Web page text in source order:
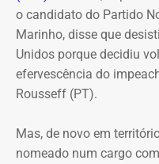
Muriaé”.
A estratégia coloca o
Fluminense no centro
incomum: ao invés de
simplesmente deixe de
O destaque musical fica
Marina Iris e do
de homenagens
Manhães e ao mestre
classificação livre.
o candidato do Partido
Marinho, disse que
Unidos porque decidiu
efervescência do
Rousseff (PT).
Mas, de novo em
nomeado num cargo